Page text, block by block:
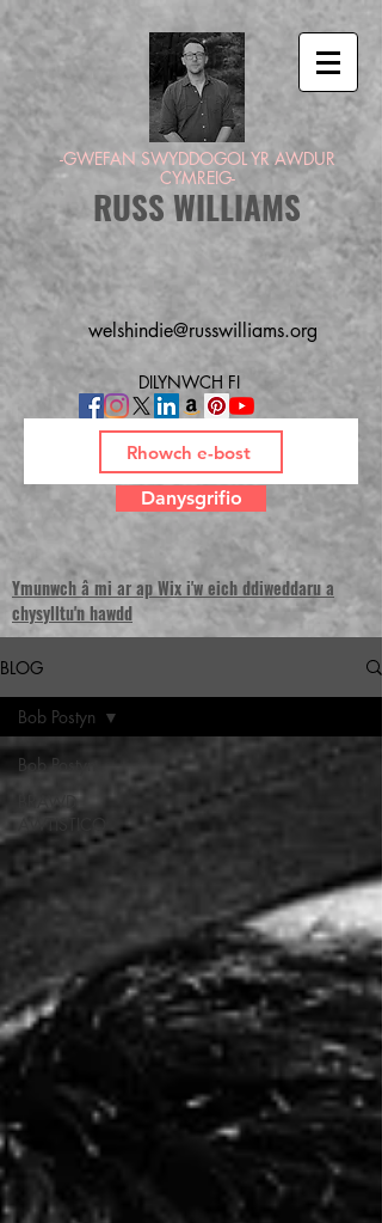
-GWEFAN SWYDDOGOL YR AWDUR
CYMREIG-
RUSS WILLIAMS
welshindie@russwilliams.org
DILYNWCH FI
Danysgrifio
Ymunwch â mi ar ap Wix i'w eich ddiweddaru a
chysylltu'n hawdd
BLOG
Bob Postyn
BRAWD
AWTISTICO
Bob Postyn